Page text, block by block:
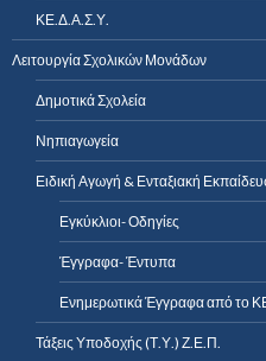
ΚΕ.Δ.Α.Σ.Υ.
Λειτουργία Σχολικών Μονάδων
Δημοτικά Σχολεία
Νηπιαγωγεία
Ειδική Αγωγή & Ενταξιακή
Εγκύκλιοι- Οδηγίες
Έγγραφα- Έντυπα
Ενημερωτικά Έγγραφα από το
Τάξεις Υποδοχής (Τ.Υ.) Ζ.Ε.Π.